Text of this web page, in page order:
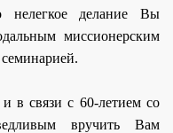
делание Вы
миссионерским
в связи с 60-летием со
вручить Вам